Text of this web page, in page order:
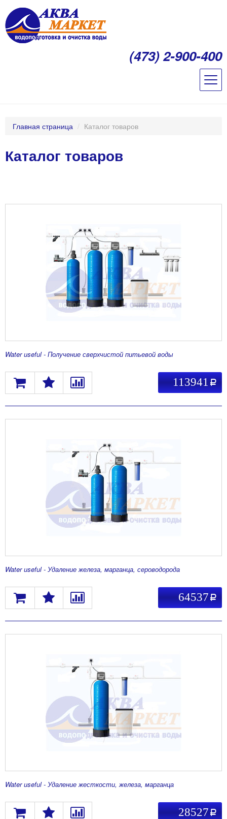
(473) 2-900-400
Главная страница / Каталог товаров
Каталог товаров
113941 a
Water useful - Получение сверхчистой питьевой воды
64537 a
Water useful - Удаление железа, марганца, сероводорода
28527 a
Water useful - Удаление жесткости, железа, марганца